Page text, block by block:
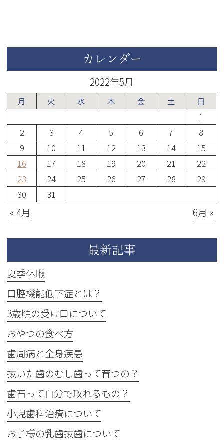
カレンダー
2022年5月
月 火 水 木 金 土 日
1
2
3 4 5 6 7
8
9
10 11 12 13 14
15
16
17 18 19 20 21
22
23
24 25 26 27 28
29
30
31
« 4月 6月 »
最新記事
夏季休暇
口腔機能低下症とは？
3歳頃の受け口について
おやつの食べ方
歯周病と全身疾患
抜いた歯のむし歯って育つの？
歯石って自分で取れるもの？
小児歯科治療について
お子様の乳歯抜歯について